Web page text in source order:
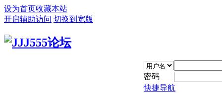
设为首页收藏本站
开启辅助访问 切换到宽版
密码
快捷导航